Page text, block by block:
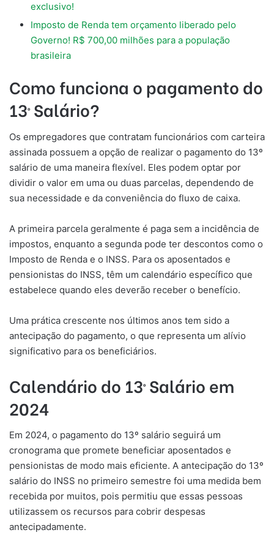
exclusivo!
Imposto de Renda tem orçamento liberado pelo
Governo! R$ 700,00 milhões para a população
brasileira
Como funciona o pagamento do
13º Salário?
Os empregadores que contratam funcionários com carteira
assinada possuem a opção de realizar o pagamento do 13º
salário de uma maneira flexível. Eles podem optar por
dividir o valor em uma ou duas parcelas, dependendo de
sua necessidade e da conveniência do fluxo de caixa.
A primeira parcela geralmente é paga sem a incidência de
impostos, enquanto a segunda pode ter descontos como o
Imposto de Renda e o INSS. Para os aposentados e
pensionistas do INSS, têm um calendário específico que
estabelece quando eles deverão receber o benefício.
Uma prática crescente nos últimos anos tem sido a
antecipação do pagamento, o que representa um alívio
significativo para os beneficiários.
Calendário do 13º Salário em
2024
Em 2024, o pagamento do 13º salário seguirá um
cronograma que promete beneficiar aposentados e
pensionistas de modo mais eficiente. A antecipação do 13º
salário do INSS no primeiro semestre foi uma medida bem
recebida por muitos, pois permitiu que essas pessoas
utilizassem os recursos para cobrir despesas
antecipadamente.